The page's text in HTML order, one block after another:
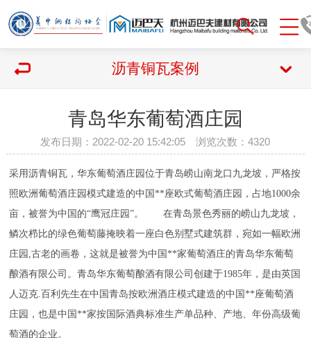
沥青铜瓦案例
青岛华东葡萄酒庄园
发布日期：2022-02-20 15:42:05 浏览次数：4320
采用沥青铜瓦，华东葡萄酒庄园位于青岛崂山南龙口九龙坡，严格按
照欧洲葡萄酒庄园模式建造的中国**座欧式葡萄酒庄园，占地1000余
亩，被誉为中国的“鹰冠庄园”。 在青岛景色秀丽的崂山九龙坡，
鳞次栉比的绿色葡萄藤掩映着一座白色别墅式建筑群，宛如一幅欧洲
庄园,古老的画卷，这就是被誉为中国**家葡萄酒庄的青岛华东葡萄
酿酒有限公司。青岛华东葡萄酿酒有限公司创建于1985年，是由英国
人迈克.百利先生在中国青岛按欧洲酒庄模式建造的中国**座葡萄酒
庄园，也是中国**家按国际酒典标准生产单品种、产地、年份高级葡
萄酒的企业。